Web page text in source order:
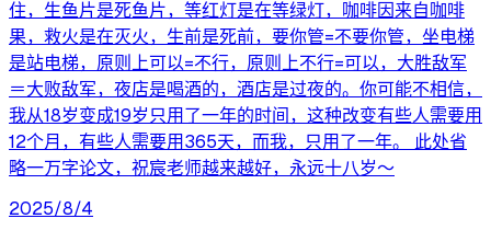
住，生鱼片是死鱼片，等红灯是在等绿灯，咖啡因来自咖啡
果，救火是在灭火，生前是死前，要你管=不要你管，坐电梯
是站电梯，原则上可以=不行，原则上不行=可以，大胜敌军
＝大败敌军，夜店是喝酒的，酒店是过夜的。你可能不相信，
我从18岁变成19岁只用了一年的时间，这种改变有些人需要用
12个月，有些人需要用365天，而我，只用了一年。 此处省
略一万字论文，祝宸老师越来越好，永远十八岁～
2025/8/4